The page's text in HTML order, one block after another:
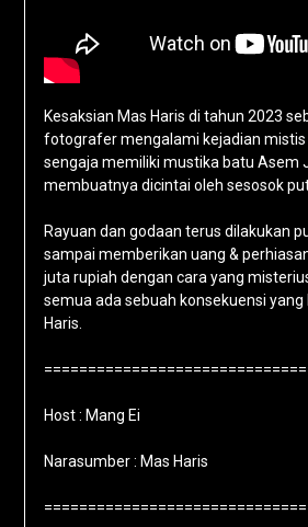
Kesaksian Mas Haris di tahun 2023
fotografer mengalami kejadian mistis
sengaja memiliki mustika batu Asem
membuatnya dicintai oleh sesosok
Rayuan dan godaan terus dilakukan
sampai memberikan uang &
juta rupiah dengan cara yang
semua ada sebuah konsekuensi yang
Haris.
Host : Mang Ei
Narasumber : Mas Haris